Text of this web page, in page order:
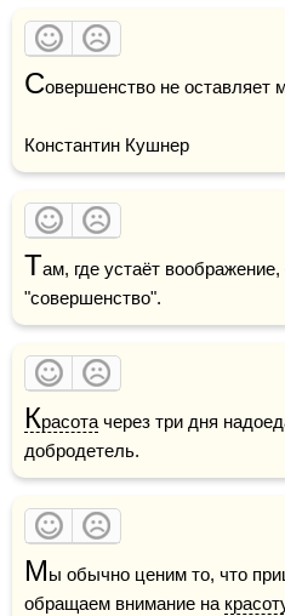
Совершенство не оставляет
Константин Кушнер
Там, где устаёт
"совершенство".
Красота через три дня
добродетель.
Мы обычно ценим то, что
обращаем внимание на